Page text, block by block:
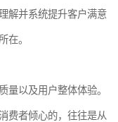
解并系统提升客户满意
在。
量以及用户整体体验。
费者倾心的，往往是从